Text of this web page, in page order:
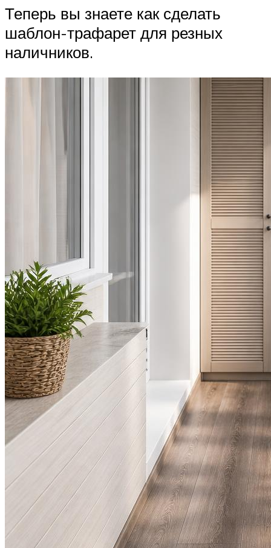
Теперь вы знаете как сделать
шаблон-трафарет для резных
наличников.